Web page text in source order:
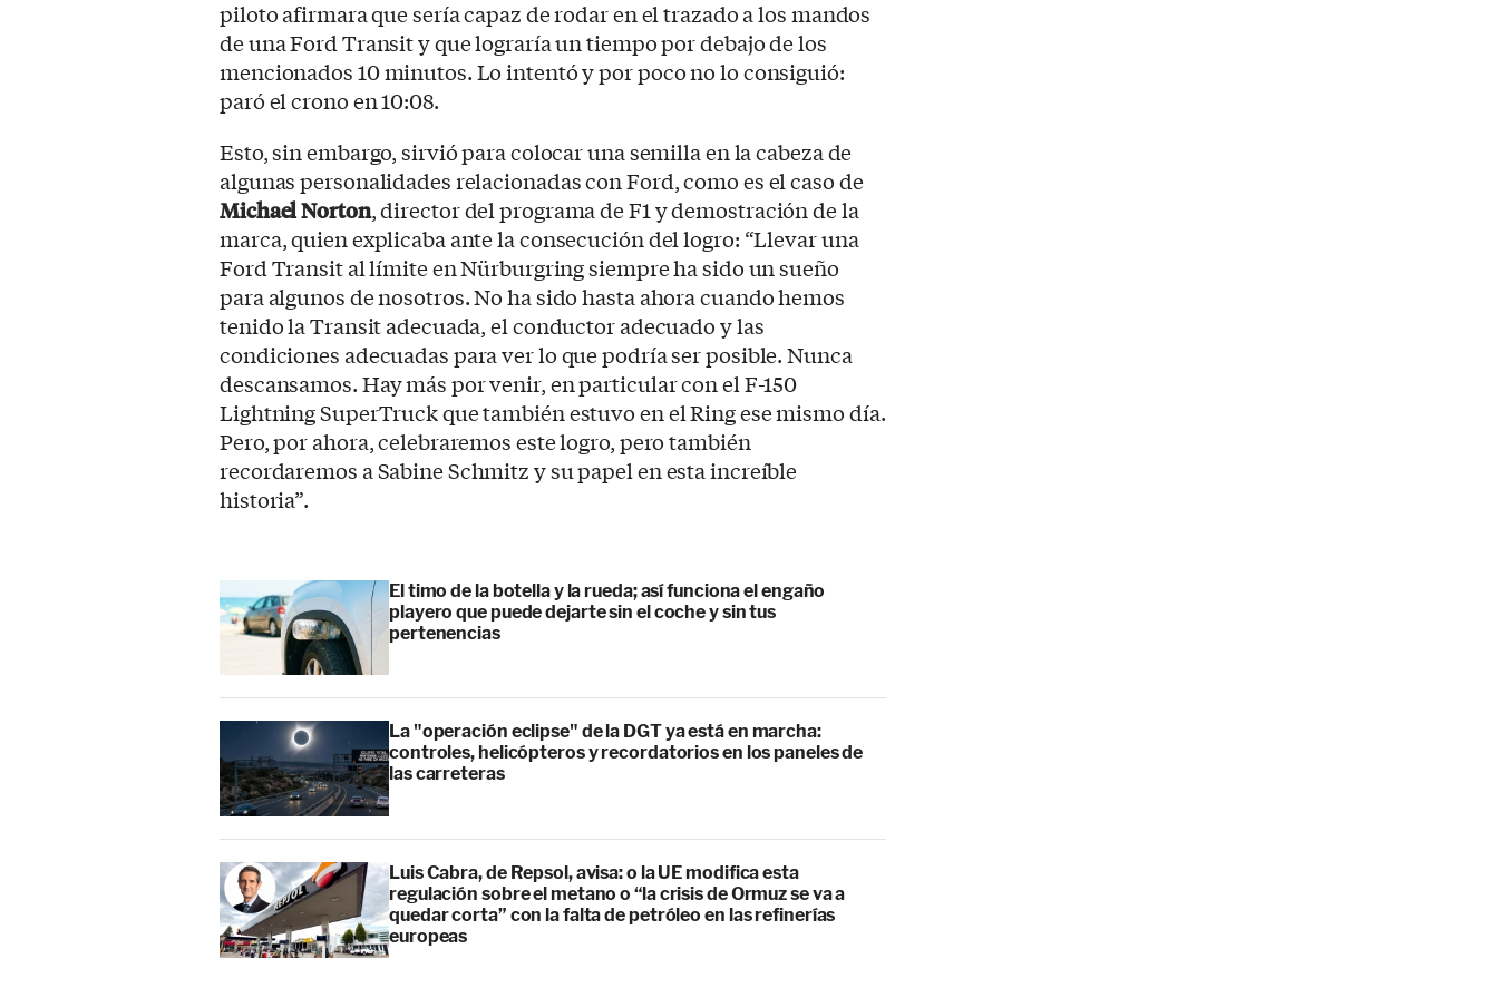
piloto afirmara que sería capaz de rodar en el trazado a los mandos
de una Ford Transit y que lograría un tiempo por debajo de los
mencionados 10 minutos. Lo intentó y por poco no lo consiguió:
paró el crono en 10:08.
Esto, sin embargo, sirvió para colocar una semilla en la cabeza de
algunas personalidades relacionadas con Ford, como es el caso de
Michael Norton, director del programa de F1 y demostración de la
marca, quien explicaba ante la consecución del logro: “Llevar una
Ford Transit al límite en Nürburgring siempre ha sido un sueño
para algunos de nosotros. No ha sido hasta ahora cuando hemos
tenido la Transit adecuada, el conductor adecuado y las
condiciones adecuadas para ver lo que podría ser posible. Nunca
descansamos. Hay más por venir, en particular con el F-150
Lightning SuperTruck que también estuvo en el Ring ese mismo día.
Pero, por ahora, celebraremos este logro, pero también
recordaremos a Sabine Schmitz y su papel en esta increíble
historia”.
El timo de la botella y la rueda; así funciona el engaño
playero que puede dejarte sin el coche y sin tus
pertenencias
La "operación eclipse" de la DGT ya está en marcha:
controles, helicópteros y recordatorios en los paneles de
las carreteras
Luis Cabra, de Repsol, avisa: o la UE modifica esta
regulación sobre el metano o “la crisis de Ormuz se va a
quedar corta” con la falta de petróleo en las refinerías
europeas